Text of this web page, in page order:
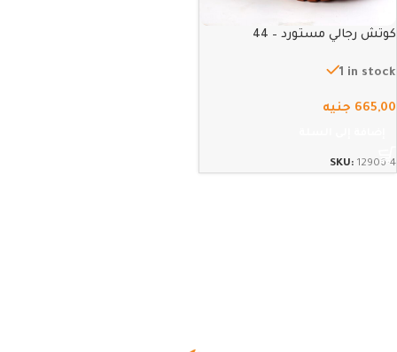
كوتش رجالي مستورد – 44
1 in stock
665,00 جنيه
SKU: 12906-4